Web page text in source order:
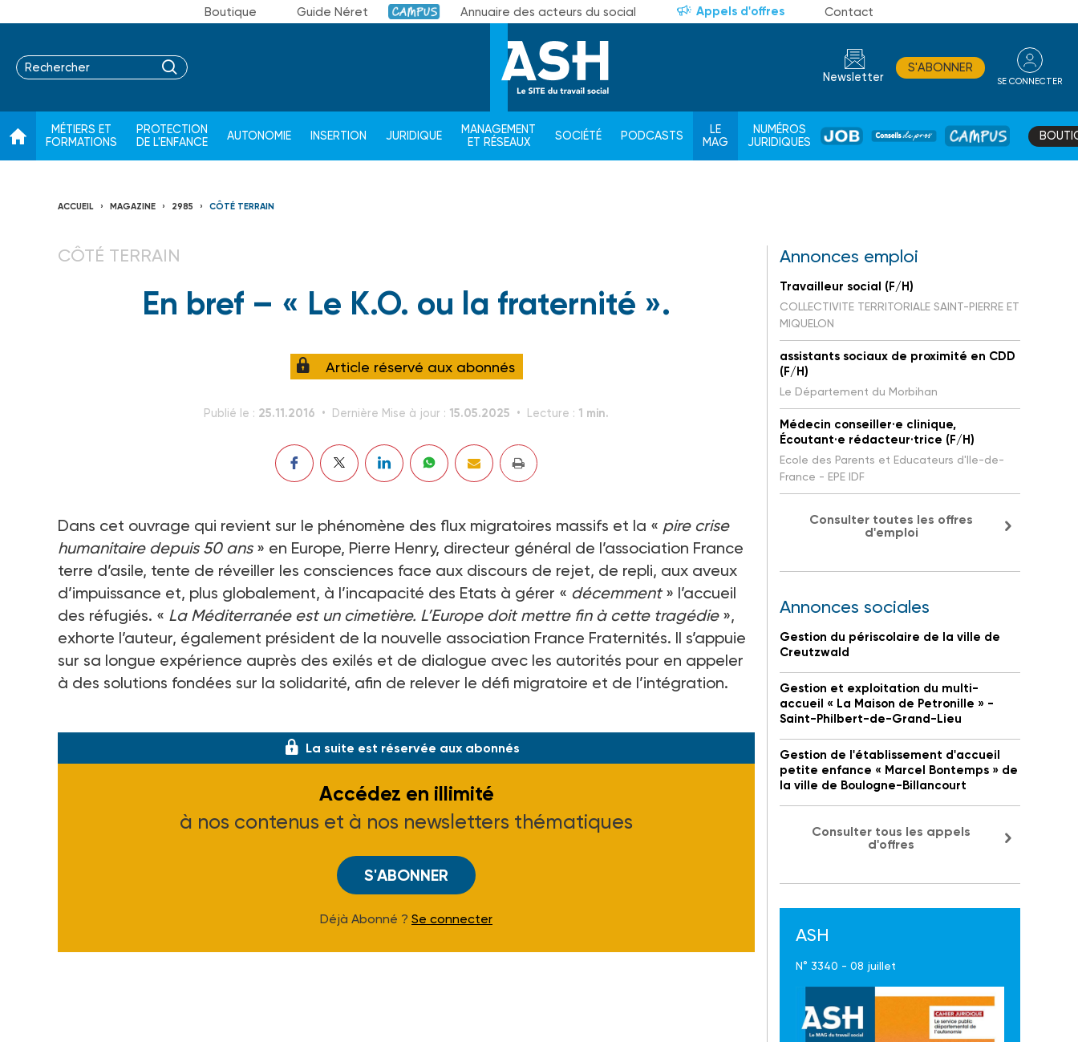
Boutique Guide Néret Campus Annuaire des acteurs du social Appels d'offres Contact
Newsletter
S'ABONNER
SE CONNECTER
MÉTIERS ET
FORMATIONS
PROTECTION
DE L'ENFANCE
AUTONOMIE INSERTION JURIDIQUE
MANAGEMENT
ET RÉSEAUX
SOCIÉTÉ PODCASTS
LE
MAG
NUMÉROS
JURIDIQUES
JOB
DE
CAMPUS
ACCUEIL MAGAZINE 2985 CÔTÉ TERRAIN
CÔTÉ TERRAIN
En bref – « Le K.O. ou la fraternité ».
Article réservé aux abonnés
Publié le : 25.11.2016 Dernière Mise à jour : 15.05.2025 Lecture : 1 min.
Dans cet ouvrage qui revient sur le phénomène des flux migratoires massifs et la « pire crise
humanitaire depuis 50 ans» en Europe, Pierre Henry, directeur général de l’association France
terre d’asile, tente de réveiller les consciences face aux discours de rejet, de repli, aux aveux
d’impuissance et, plus globalement, à l’incapacité des Etats à gérer « décemment» l’accueil
des réfugiés. « La Méditerranée est un cimetière. L’Europe doit mettre fin à cette tragédie»,
exhorte l’auteur, également président de la nouvelle association France Fraternités. Il s’appuie
sur sa longue expérience auprès des exilés et de dialogue avec les autorités pour en appeler
à des solutions fondées sur la solidarité, afin de relever le défi migratoire et de l’intégration.
La suite est réservée aux abonnés
Accédez en illimité
à nos contenus et à nos newsletters thématiques
S'ABONNER
Déjà Abonné ? Se connecter
Annonces emploi
Travailleur social (F/H)
COLLECTIVITE TERRITORIALE SAINT-PIERRE ET
MIQUELON
assistants sociaux de proximité en CDD
(F/H)
Le Département du Morbihan
Médecin conseiller·e clinique,
Écoutant·e rédacteur·trice (F/H)
Ecole des Parents et Educateurs d'Ile-de-
France - EPE IDF
Consulter toutes les offres
d'emploi
Annonces sociales
Gestion du périscolaire de la ville de
Creutzwald
Gestion et exploitation du multi-
accueil « La Maison de Petronille » -
Saint-Philbert-de-Grand-Lieu
Gestion de l'établissement d'accueil
petite enfance « Marcel Bontemps » de
la ville de Boulogne-Billancourt
Consulter tous les appels
d'offres
ASH
N° 3340 - 08 juillet